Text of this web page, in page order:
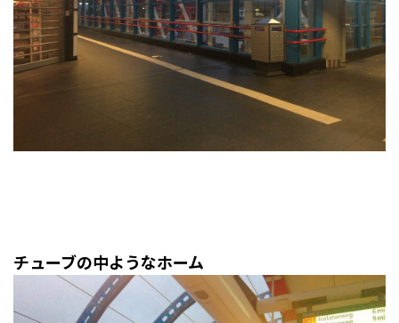
チューブの中ようなホーム